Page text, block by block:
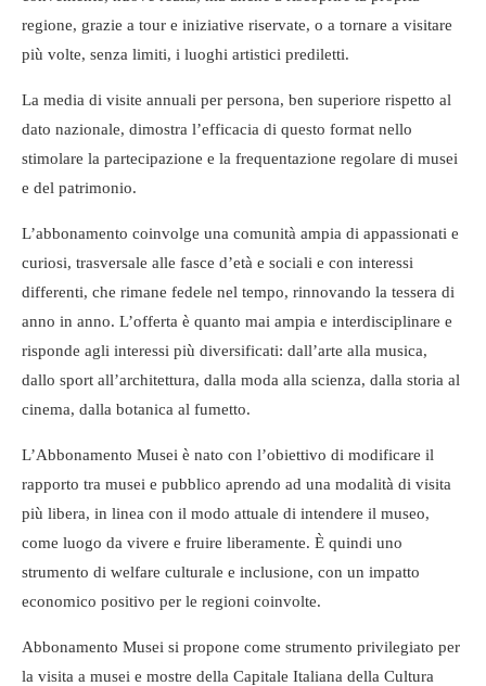
regione, grazie a tour e iniziative riservate, o a tornare a visitare
più volte, senza limiti, i luoghi artistici prediletti.
La media di visite annuali per persona, ben superiore rispetto al
dato nazionale, dimostra l’efficacia di questo format nello
stimolare la partecipazione e la frequentazione regolare di musei
e del patrimonio.
L’abbonamento coinvolge una comunità ampia di appassionati e
curiosi, trasversale alle fasce d’età e sociali e con interessi
differenti, che rimane fedele nel tempo, rinnovando la tessera di
anno in anno. L’offerta è quanto mai ampia e interdisciplinare e
risponde agli interessi più diversificati: dall’arte alla musica,
dallo sport all’architettura, dalla moda alla scienza, dalla storia al
cinema, dalla botanica al fumetto.
L’Abbonamento Musei è nato con l’obiettivo di modificare il
rapporto tra musei e pubblico aprendo ad una modalità di visita
più libera, in linea con il modo attuale di intendere il museo,
come luogo da vivere e fruire liberamente. È quindi uno
strumento di welfare culturale e inclusione, con un impatto
economico positivo per le regioni coinvolte.
Abbonamento Musei si propone come strumento privilegiato per
la visita a musei e mostre della Capitale Italiana della Cultura